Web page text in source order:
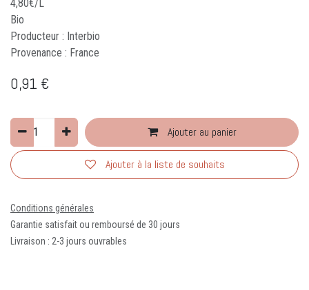
4,80€/L
Bio
Producteur : Interbio
Provenance : France
0,91 €
Ajouter au panier
Ajouter à la liste de souhaits
Conditions générales
Garantie satisfait ou remboursé de 30 jours
Livraison : 2-3 jours ouvrables